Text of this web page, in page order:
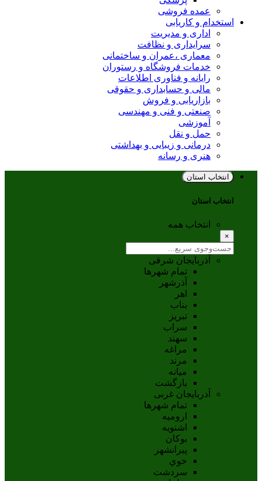
عمده فروشی
استخدام و کاریابی
اداری و مدیریت
سرایداری و نظافت
معماری ،عمران و ساختمانی
خدمات فروشگاه و رستوران
رایانه و فناوری اطلاعات
مالی و حسابداری و حقوقی
بازاریابی و فروش
صنعتی و فنی و مهندسی
آموزشی
حمل و نقل
درمانی و زیبایی و بهداشتی
هنری و رسانه
انتخاب استان
انتخاب استان
انتخاب همه
×
آذربایجان شرقی
تمام شهر‌ها
آذرشهر
اهر
بناب
تبريز
سراب
سهند
مراغه
مرند
ميانه
بازگشت
آذربایجان غربی
تمام شهر‌ها
اروميه
اشنويه
بوکان
پيرانشهر
خوي
سردشت